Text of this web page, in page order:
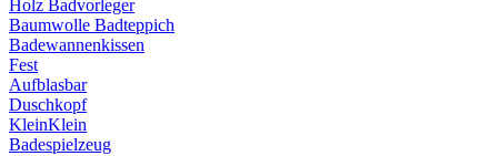
Holz Badvorleger
Baumwolle Badteppich
Badewannenkissen
Fest
Aufblasbar
Duschkopf
KleinKlein
Badespielzeug